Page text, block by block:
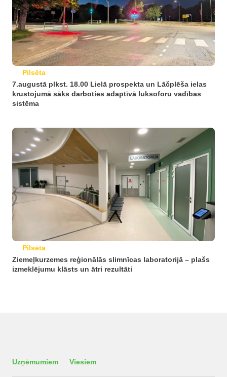
Pilsēta
7.augustā plkst. 18.00 Lielā prospekta un Lāčplēša ielas
krustojumā sāks darboties adaptīvā luksoforu vadības
sistēma
Pilsēta
Ziemeļkurzemes reģionālās slimnīcas laboratorijā – plašs
izmeklējumu klāsts un ātri rezultāti
Uzņēmumiem Viesiem